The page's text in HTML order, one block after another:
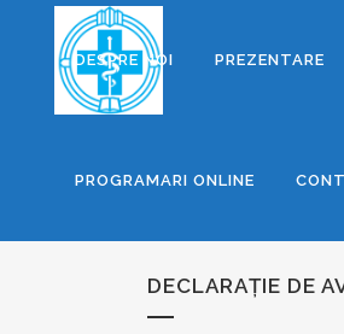
DESPRE NOI PREZENTARE
PROGRAMARI ONLINE
DECLARAȚIE DE